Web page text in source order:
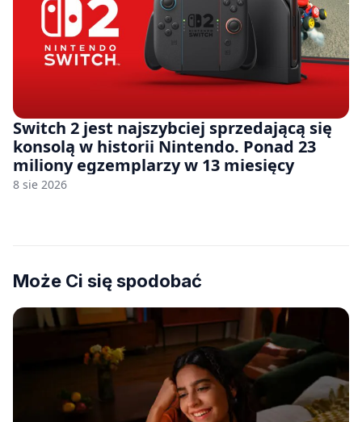
Switch 2 jest najszybciej sprzedającą się
konsolą w historii Nintendo. Ponad 23
miliony egzemplarzy w 13 miesięcy
8 sie 2026
Może Ci się spodobać